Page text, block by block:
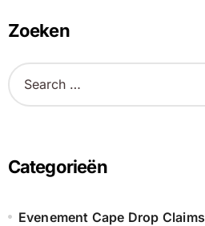
Zoeken
S
e
h
f
r
Categorieën
Evenement Cape Drop Claims